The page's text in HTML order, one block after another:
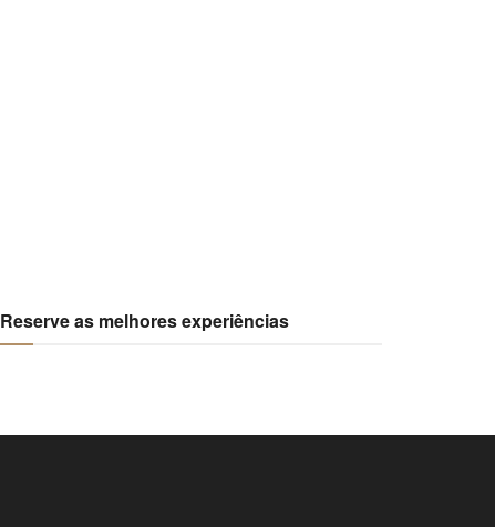
Reserve as melhores experiências